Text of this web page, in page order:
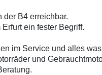
der B4 erreichbar.
ein fester Begriff.
im Service und alles
und